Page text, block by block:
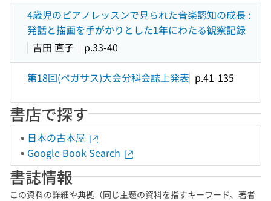
4歳児のピアノレッスンで見られた音楽認知の成長 :
発話と描画を手がかりとした1年にわたる観察記録
吉田 直子
p.33-40
第18回(ペガサス)大会分科会誌上発表 p.41-135
書店で探す
日本の古本屋
Google Book Search
書誌情報
この資料の詳細や典拠（同じ主題の資料を指すキーワード、著者